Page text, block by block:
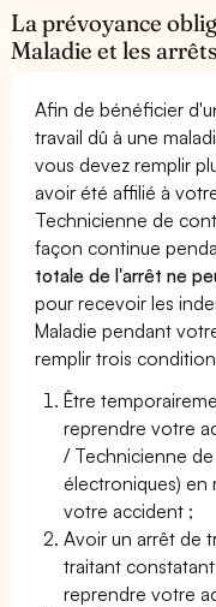
La prévoyance
Maladie et les
Afin de bénéficier
travail dû à une
vous devez remplir
avoir été affilié à
Technicienne de
façon continue
totale de l'arrêt ne
pour recevoir les
Maladie pendant
remplir trois
Être
reprendre votre
/ Technicienne
électroniques) en
votre accident ;
Avoir un arrêt de
traitant
reprendre votre